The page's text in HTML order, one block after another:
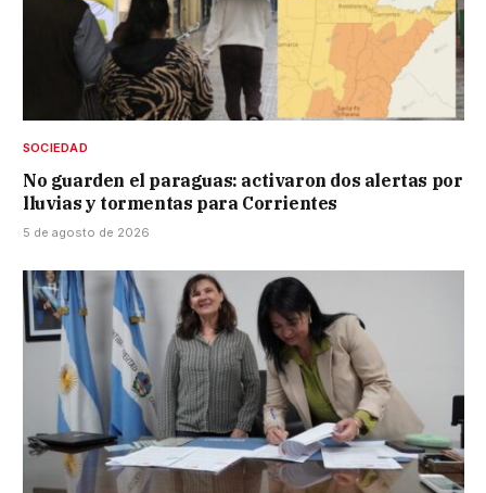
SOCIEDAD
No guarden el paraguas: activaron dos alertas por
lluvias y tormentas para Corrientes
5 de agosto de 2026